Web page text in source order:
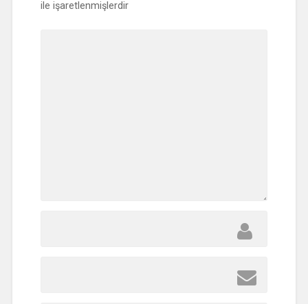
ile işaretlenmişlerdir